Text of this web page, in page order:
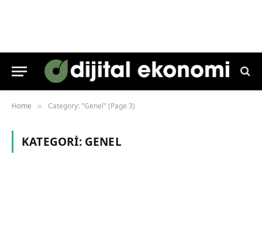
Home » Category: "Genel" (Page 3)
KATEGORI: GENEL